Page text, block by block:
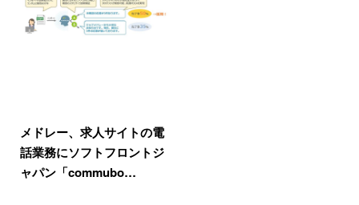
メドレー、求人サイトの電
話業務にソフトフロントジ
ャパン「commubo…